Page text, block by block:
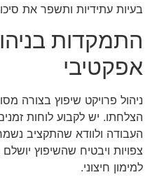
בעיות עתידיות ותשפר את
התמקדות
אפקטיבי
ניהול פרויקט שיפוץ בצורה
הצלחתו. יש לקבוע לוחות
העבודה ולוודא שהתקציב
צפויות ויבטיח שהשיפוץ
למימון חיצוני.